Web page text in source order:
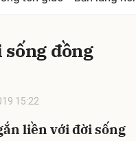
đồng
15:22
liền với đời sống
Hủy Gửi